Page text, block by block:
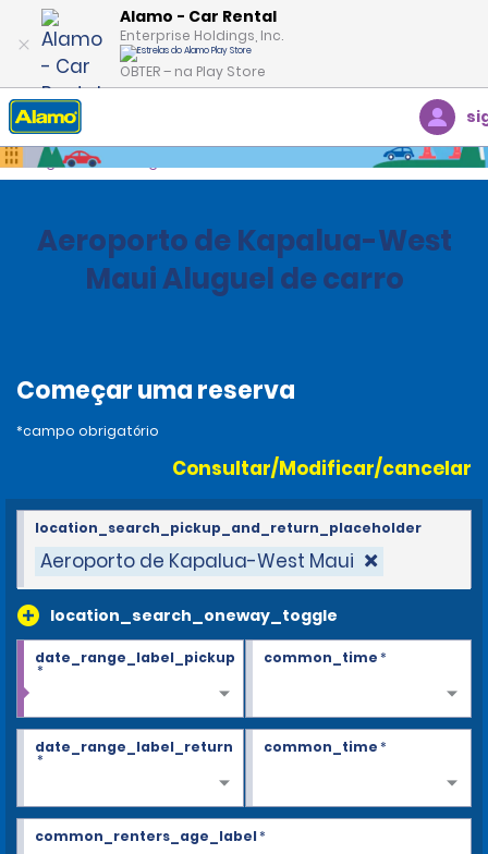
Alamo - Car Rental
Enterprise Holdings, Inc.
OBTER – na Play Store
Página inicial Hawaii
Aeroporto de Kapalua-West
Maui Aluguel de carro
Começar uma reserva
*campo obrigatório
Consultar/Modificar/cancelar
Aeroporto de Kapalua-West Maui
location_search_oneway_toggle
location_search_pickup_and_return_placeholder
date_range_label_pickup
*
common_time*
date_range_label_return
*
common_time*
common_renters_age_label*